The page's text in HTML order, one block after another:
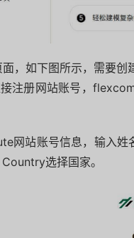
，如下图所示，需要
注册网站账号，
网站账号信息，输入姓
选择国家。